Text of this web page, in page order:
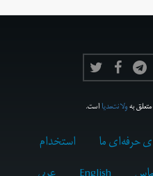
بهولانت‌مدیااست.
حرفه‌ای ما
استخدام